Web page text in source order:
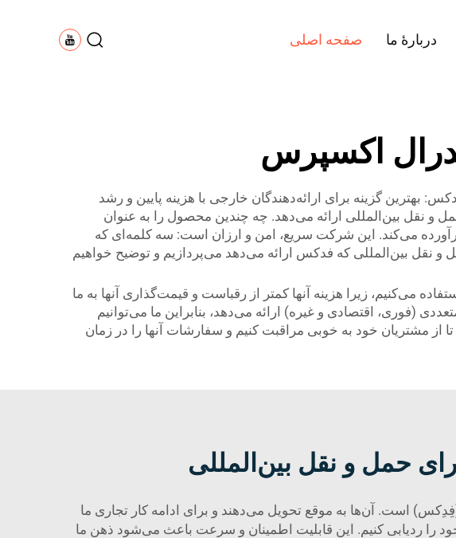
صفحه اصلی دربارهٔ ما
اکسپرس
بهترین گزینه برای ارائه‌دهندگان خارجی با هزینه پایین و رشد
نقل بین‌المللی ارائه می‌دهد. چه چندین محصول را به عنوان
می‌کند. این شرکت سریع، امن و ارزان است: سه کلمه‌ای که
نقل بین‌المللی که فدکس ارائه می‌دهد می‌پردازیم و توضیح خواهیم
می‌کنیم، زیرا هزینه آنها کمتر از رقباست و قیمت‌گذاری آنها به ما
(فوری، اقتصادی و غیره) ارائه می‌دهد، بنابراین ما می‌توانیم
از مشتریان خود به خوبی مراقبت کنیم و سفارشات آنها را در زمان
حمل و نقل بین‌المللی
است. آن‌ها به موقع تحویل می‌دهند و برای ادامه کار تجاری ما
را ردیابی کنیم. این قابلیت اطمینان و سرعت باعث می‌شود ذهن ما